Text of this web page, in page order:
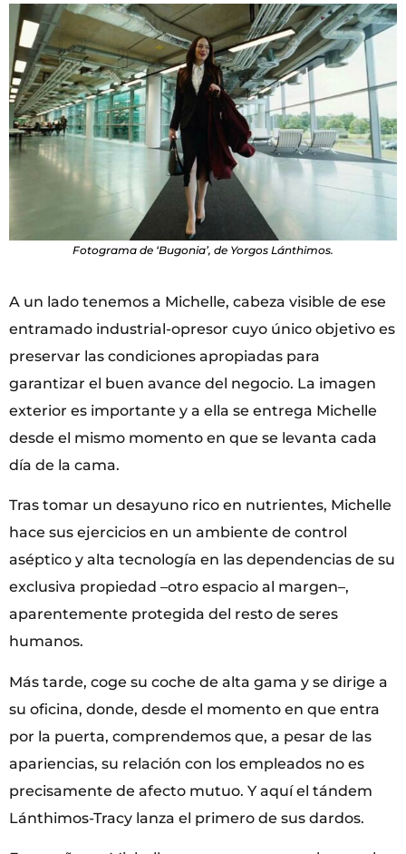
Fotograma de ‘Bugonia’, de Yorgos Lánthimos.
A un lado tenemos a Michelle, cabeza visible de ese
entramado industrial-opresor cuyo único objetivo es
preservar las condiciones apropiadas para
garantizar el buen avance del negocio. La imagen
exterior es importante y a ella se entrega Michelle
desde el mismo momento en que se levanta cada
día de la cama.
Tras tomar un desayuno rico en nutrientes, Michelle
hace sus ejercicios en un ambiente de control
aséptico y alta tecnología en las dependencias de su
exclusiva propiedad –otro espacio al margen–,
aparentemente protegida del resto de seres
humanos.
Más tarde, coge su coche de alta gama y se dirige a
su oficina, donde, desde el momento en que entra
por la puerta, comprendemos que, a pesar de las
apariencias, su relación con los empleados no es
precisamente de afecto mutuo. Y aquí el tándem
Lánthimos-Tracy lanza el primero de sus dardos.